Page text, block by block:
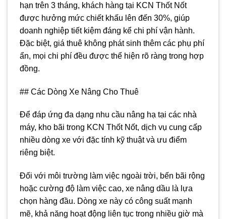
hạn trên 3 tháng, khách hàng tại KCN Thốt Nốt
được hưởng mức chiết khấu lên đến 30%, giúp
doanh nghiệp tiết kiệm đáng kể chi phí vận hành.
Đặc biệt, giá thuê không phát sinh thêm các phụ phí
ẩn, mọi chi phí đều được thể hiện rõ ràng trong hợp
đồng.
## Các Dòng Xe Nâng Cho Thuê
Để đáp ứng đa dạng nhu cầu nâng hạ tại các nhà
máy, kho bãi trong KCN Thốt Nốt, dịch vụ cung cấp
nhiều dòng xe với đặc tính kỹ thuật và ưu điểm
riêng biệt.
Đối với môi trường làm việc ngoài trời, bến bãi rộng
hoặc cường độ làm việc cao, xe nâng dầu là lựa
chọn hàng đầu. Dòng xe này có công suất mạnh
mẽ, khả năng hoạt động liên tục trong nhiều giờ mà